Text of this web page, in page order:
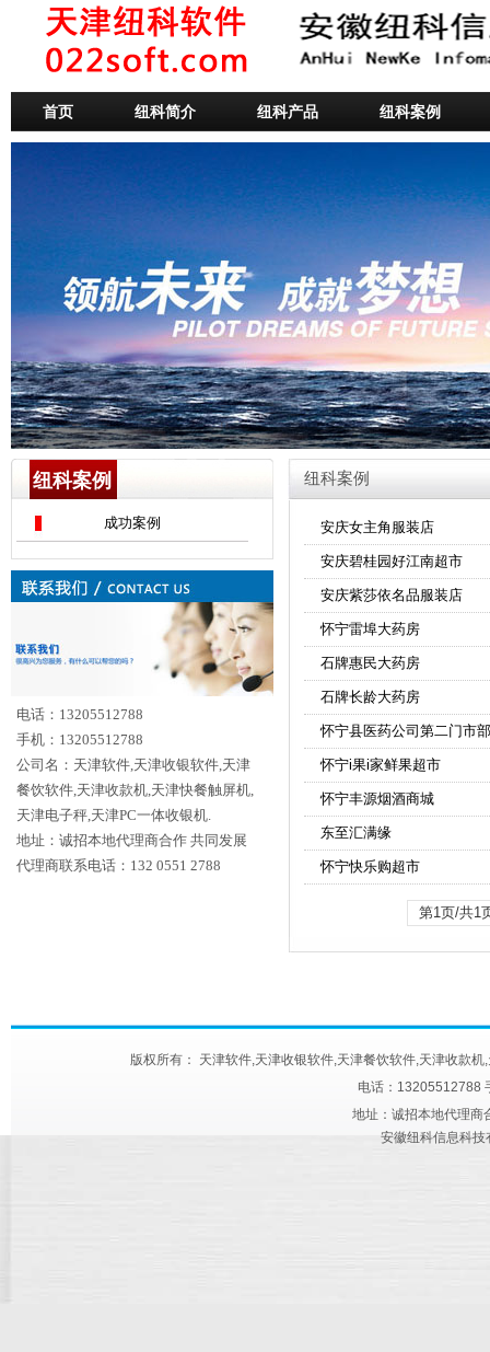
首页 纽科简介 纽科产品 纽科案例
纽科案例
成功案例
电话：13205512788
手机：13205512788
公司名：天津软件,天津收银软件,天津
餐饮软件,天津收款机,天津快餐触屏机,
天津电子秤,天津PC一体收银机.
地址：诚招本地代理商合作 共同发展
代理商联系电话：132 0551 2788
纽科案例
安庆女主角服装店
安庆碧桂园好江南超市
安庆紫莎依名品服装店
怀宁雷埠大药房
石牌惠民大药房
石牌长龄大药房
怀宁县医药公司第二门市部
怀宁i果i家鲜果超市
怀宁丰源烟酒商城
东至汇满缘
怀宁快乐购超市
第1页/共1
版权所有： 天津软件,天津收银软件,天津餐饮软件,天津收款
电话：13205512788
地址：诚招本地代理商
安徽纽科信息科